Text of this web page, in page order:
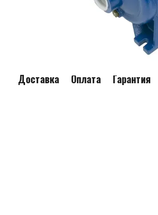
Доставка Оплата Гарантия